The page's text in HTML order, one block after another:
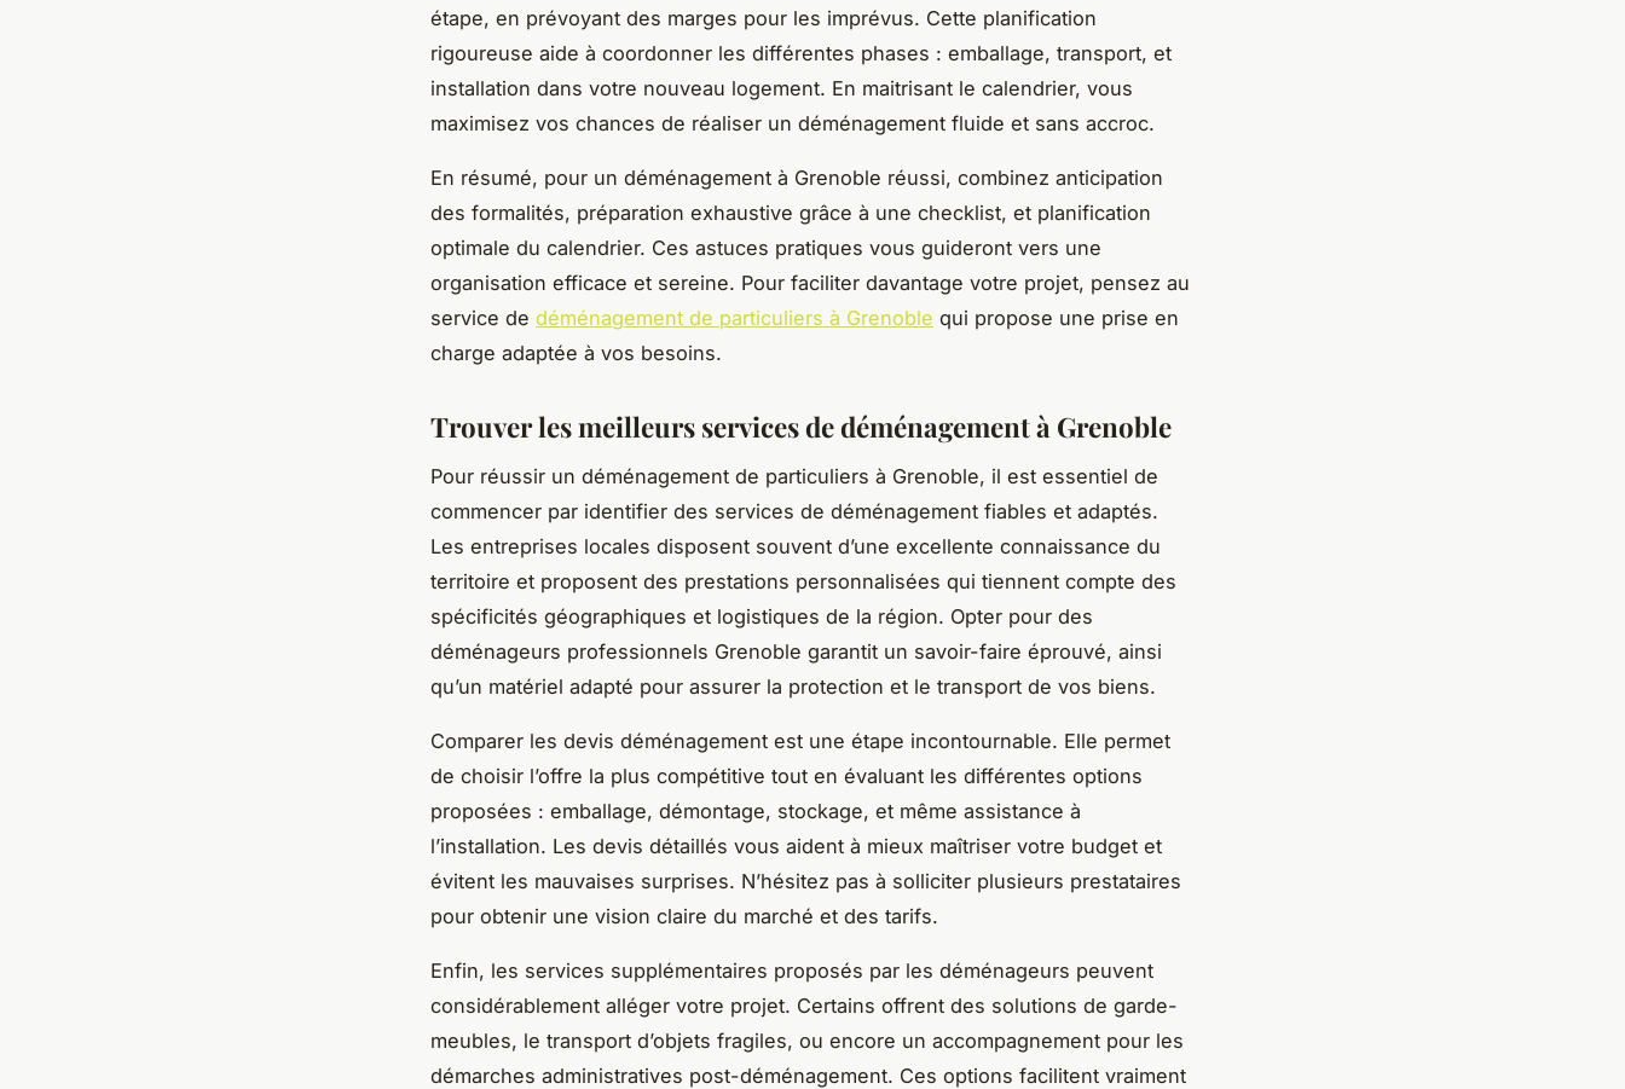
étape, en prévoyant des marges pour les imprévus. Cette planification
rigoureuse aide à coordonner les différentes phases : emballage, transport, et
installation dans votre nouveau logement. En maitrisant le calendrier, vous
maximisez vos chances de réaliser un déménagement fluide et sans accroc.
En résumé, pour un déménagement à Grenoble réussi, combinez anticipation
des formalités, préparation exhaustive grâce à une checklist, et planification
optimale du calendrier. Ces astuces pratiques vous guideront vers une
organisation efficace et sereine. Pour faciliter davantage votre projet, pensez au
service de déménagement de particuliers à Grenoble qui propose une prise en
charge adaptée à vos besoins.
Trouver les meilleurs services de déménagement à Grenoble
Pour réussir un déménagement de particuliers à Grenoble, il est essentiel de
commencer par identifier des services de déménagement fiables et adaptés.
Les entreprises locales disposent souvent d’une excellente connaissance du
territoire et proposent des prestations personnalisées qui tiennent compte des
spécificités géographiques et logistiques de la région. Opter pour des
déménageurs professionnels Grenoble garantit un savoir-faire éprouvé, ainsi
qu’un matériel adapté pour assurer la protection et le transport de vos biens.
Comparer les devis déménagement est une étape incontournable. Elle permet
de choisir l’offre la plus compétitive tout en évaluant les différentes options
proposées : emballage, démontage, stockage, et même assistance à
l’installation. Les devis détaillés vous aident à mieux maîtriser votre budget et
évitent les mauvaises surprises. N’hésitez pas à solliciter plusieurs prestataires
pour obtenir une vision claire du marché et des tarifs.
Enfin, les services supplémentaires proposés par les déménageurs peuvent
considérablement alléger votre projet. Certains offrent des solutions de garde-
meubles, le transport d’objets fragiles, ou encore un accompagnement pour les
démarches administratives post-déménagement. Ces options facilitent vraiment